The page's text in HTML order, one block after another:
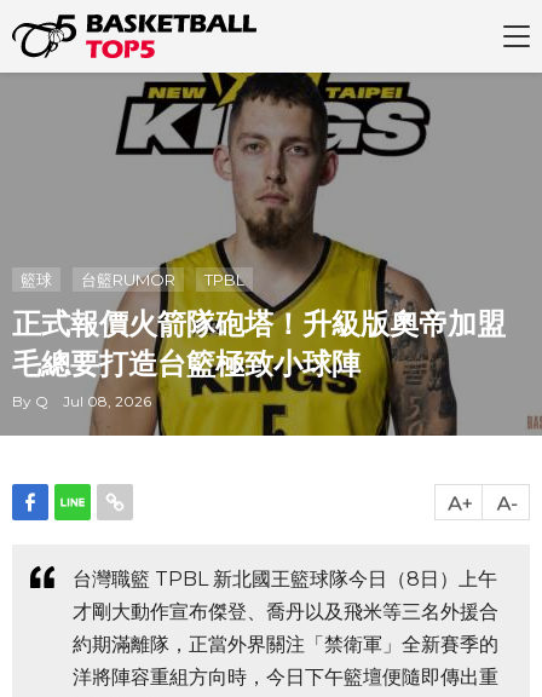
籃球 台籃RUMOR TPBL
正式報價火箭隊砲塔！升級版奧帝加盟
毛總要打造台籃極致小球陣
By Q Jul 08, 2026
台灣職籃 TPBL 新北國王籃球隊今日（8日）上午
才剛大動作宣布傑登、喬丹以及飛米等三名外援合
約期滿離隊，正當外界關注「禁衛軍」全新賽季的
洋將陣容重組方向時，今日下午籃壇便隨即傳出重